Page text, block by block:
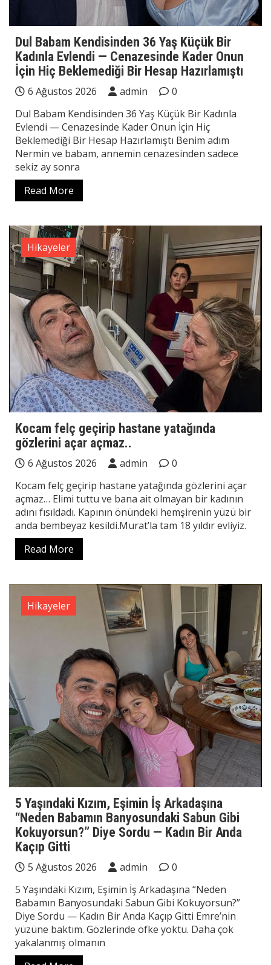
Dul Babam Kendisinden 36 Yaş Küçük Bir
Kadınla Evlendi — Cenazesinde Kader Onun
İçin Hiç Beklemediği Bir Hesap Hazırlamıştı
6 Ağustos 2026 admin
0
Dul Babam Kendisinden 36 Yaş Küçük Bir Kadınla
Evlendi — Cenazesinde Kader Onun İçin Hiç
Beklemediği Bir Hesap Hazırlamıştı Benim adım
Nermin ve babam, annemin cenazesinden sadece
sekiz ay sonra
Read More
Hikayeler
Kocam felç geçirip hastane yatağında
gözlerini açar açmaz..
6 Ağustos 2026 admin
0
Kocam felç geçirip hastane yatağında gözlerini açar
açmaz… Elimi tuttu ve bana ait olmayan bir kadının
adını fısıldadı. Kapının önündeki hemşirenin yüzü bir
anda bembeyaz kesildi.Murat’la tam 18 yıldır evliyiz.
Read More
Hikayeler
5 Yaşındaki Kızım, Eşimin İş Arkadaşına
“Neden Babamın Banyosundaki Sabun Gibi
Kokuyorsun?” Diye Sordu — Kadın Bir Anda
Kaçıp Gitti
5 Ağustos 2026 admin
0
5 Yaşındaki Kızım, Eşimin İş Arkadaşına “Neden
Babamın Banyosundaki Sabun Gibi Kokuyorsun?”
Diye Sordu — Kadın Bir Anda Kaçıp Gitti Emre’nin
yüzüne baktım. Gözlerinde öfke yoktu. Daha çok
yakalanmış olmanın